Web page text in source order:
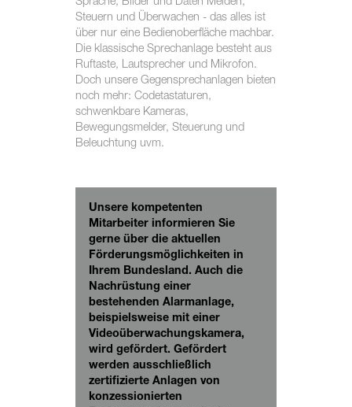
Sprache, Bilder und Daten Melden,
Steuern und Überwachen - das alles ist
über nur eine Bedienoberfläche machbar.
Die klassische Sprechanlage besteht aus
Ruftaste, Lautsprecher und Mikrofon.
Doch unsere Gegensprechanlagen bieten
noch mehr: Codetastaturen,
schwenkbare Kameras,
Bewegungsmelder, Steuerung und
Beleuchtung uvm.
Unsere kompetenten
Mitarbeiter informieren Sie
gerne über die aktuellen
Förderungsmöglichkeiten in
Ihrem Bundesland. Auch die
Nachrüstung einer
bestehenden Alarmanlage,
beispielsweise mit einer
Videoüberwachungskamera,
wird gefördert. Gefördert
werden ausschließlich
zertifizierte Anlagen von
konzessionierten